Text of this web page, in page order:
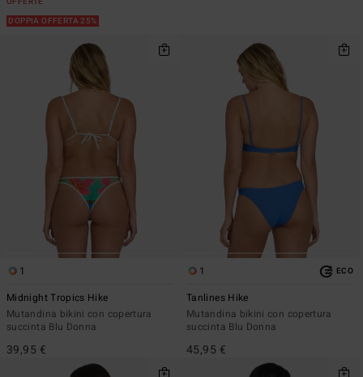
DOPPIA OFFERTA 25%
1
Midnight Tropics Hike
Mutandina bikini con copertura
succinta Blu Donna
39,95 €
1 ECO
Tanlines Hike
Mutandina bikini con copertura
succinta Blu Donna
45,95 €